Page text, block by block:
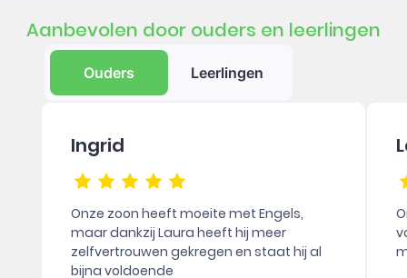
Aanbevolen door ouders en leerlingen
Ouders Leerlingen
Ingrid
Onze zoon heeft moeite met Engels,
maar dankzij Laura heeft hij meer
zelfvertrouwen gekregen en staat hij al
bijna voldoende